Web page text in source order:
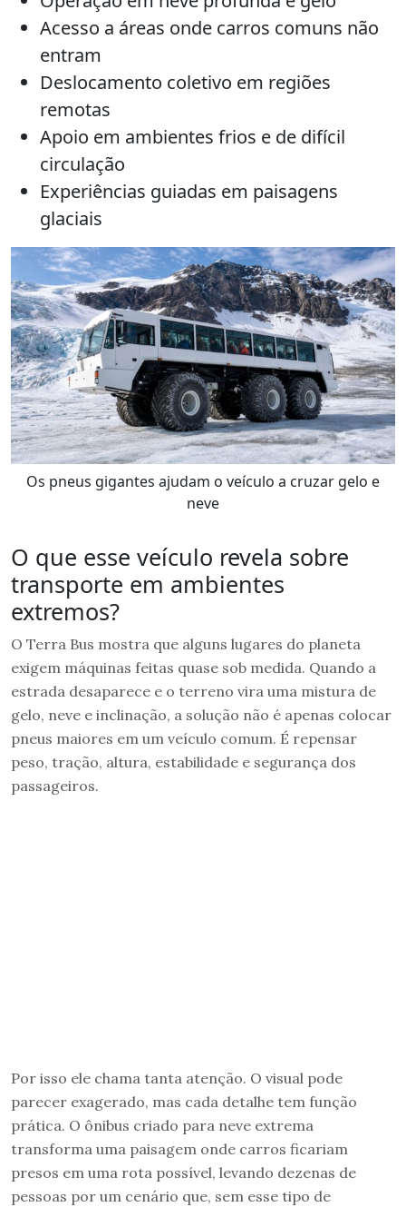
Acesso a áreas onde carros comuns não
entram
Deslocamento coletivo em regiões
remotas
Apoio em ambientes frios e de difícil
circulação
Experiências guiadas em paisagens
glaciais
Os pneus gigantes ajudam o veículo a cruzar gelo e
neve
O que esse veículo revela sobre
transporte em ambientes
extremos?
O Terra Bus mostra que alguns lugares do planeta
exigem máquinas feitas quase sob medida. Quando a
estrada desaparece e o terreno vira uma mistura de
gelo, neve e inclinação, a solução não é apenas colocar
pneus maiores em um veículo comum. É repensar
peso, tração, altura, estabilidade e segurança dos
passageiros.
Por isso ele chama tanta atenção. O visual pode
parecer exagerado, mas cada detalhe tem função
prática. O ônibus criado para neve extrema
transforma uma paisagem onde carros ficariam
presos em uma rota possível, levando dezenas de
pessoas por um cenário que, sem esse tipo de